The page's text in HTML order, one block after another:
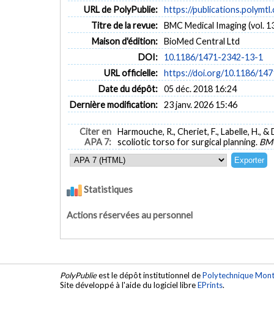
Anatomic Landmarks Humans Imaging, Three-Dimensional
Reproducibility of Results Scoliosis Sensitivity and
URL de PolyPublie: https://
Titre de la revue: BMC Medical Imaging (vol.
Maison d'édition: BioMed Central Ltd
DOI:
10.1186/1471-2342-13-1
URL officielle: https://doi.org/10.1186/
Date du dépôt: 05 déc. 2018 16:24
Dernière modification: 23 janv. 2026 15:46
Citer en
APA 7:
Harmouche, R., Cheriet, F., Labelle, H.,
scoliotic torso for surgical planning.
Statistiques
Actions réservées au personnel
PolyPublieest le dépôt institutionnel dePolytechnique
Site développé à l'aide du logiciel libreEPrints.